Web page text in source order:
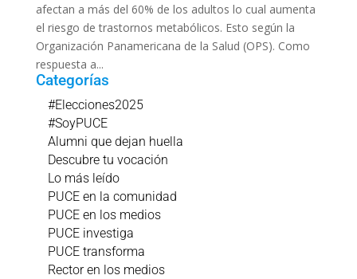
afectan a más del 60% de los adultos lo cual aumenta
el riesgo de trastornos metabólicos. Esto según la
Organización Panamericana de la Salud (OPS). Como
respuesta a...
Categorías
#Elecciones2025
#SoyPUCE
Alumni que dejan huella
Descubre tu vocación
Lo más leído
PUCE en la comunidad
PUCE en los medios
PUCE investiga
PUCE transforma
Rector en los medios